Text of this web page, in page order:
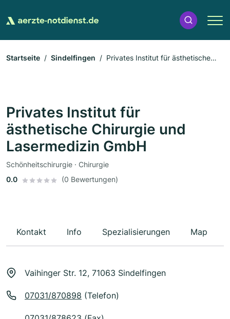
Startseite Sindelfingen
Privates Institut für ästhetische
Privates Institut für
ästhetische Chirurgie und
Lasermedizin GmbH
Schönheitschirurgie · Chirurgie
0.0
(0 Bewertungen)
Kontakt Info Spezialisierungen Map
Vaihinger Str. 12, 71063 Sindelfingen
07031/870898 (Telefon)